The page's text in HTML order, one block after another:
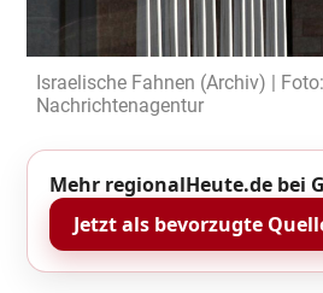
Israelische Fahnen (Archiv) |
Nachrichtenagentur
Mehr regionalHeute.de bei
Jetzt als bevorzugte